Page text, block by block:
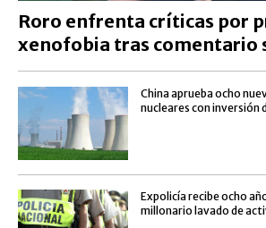
Roro enfrenta críticas por
xenofobia tras comentario
China aprueba ocho
nucleares con inversión
Expolicía recibe ocho
millonario lavado de